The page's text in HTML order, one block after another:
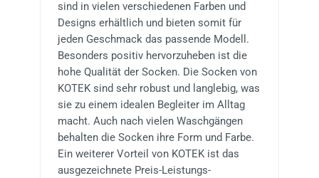
sind in vielen verschiedenen Farben und
Designs erhältlich und bieten somit für
jeden Geschmack das passende Modell.
Besonders positiv hervorzuheben ist die
hohe Qualität der Socken. Die Socken von
KOTEK sind sehr robust und langlebig, was
sie zu einem idealen Begleiter im Alltag
macht. Auch nach vielen Waschgängen
behalten die Socken ihre Form und Farbe.
Ein weiterer Vorteil von KOTEK ist das
ausgezeichnete Preis-Leistungs-